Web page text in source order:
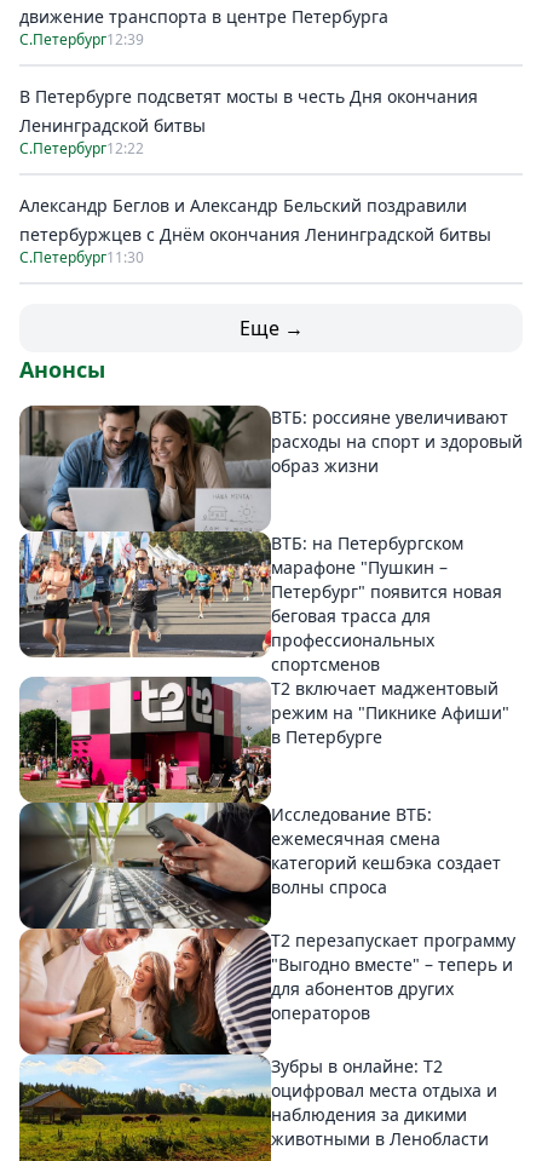
движение транспорта в центре Петербурга
С.Петербург12:39
В Петербурге подсветят мосты в честь Дня окончания
Ленинградской битвы
С.Петербург12:22
Александр Беглов и Александр Бельский поздравили
петербуржцев с Днём окончания Ленинградской битвы
С.Петербург11:30
Еще →
Анонсы
ВТБ: россияне увеличивают
расходы на спорт и здоровый
образ жизни
ВТБ: на Петербургском
марафоне "Пушкин –
Петербург" появится новая
беговая трасса для
профессиональных
спортсменов
Т2 включает маджентовый
режим на "Пикнике Афиши"
в Петербурге
Исследование ВТБ:
ежемесячная смена
категорий кешбэка создает
волны спроса
Т2 перезапускает программу
"Выгодно вместе" – теперь и
для абонентов других
операторов
Зубры в онлайне: Т2
оцифровал места отдыха и
наблюдения за дикими
животными в Ленобласти